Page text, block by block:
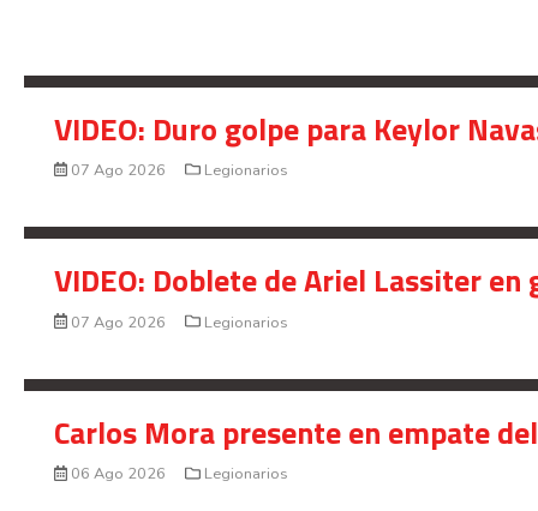
VIDEO: Duro golpe para Keylor
07 Ago 2026 Legionarios
VIDEO: Doblete de Ariel Lassiter
07 Ago 2026 Legionarios
Carlos Mora presente en empate
06 Ago 2026 Legionarios